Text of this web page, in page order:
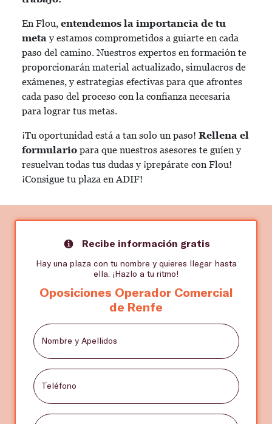
En Flou, entendemos la importancia de tu
metay estamos comprometidos a guiarte en cada
paso del camino. Nuestros expertos en formación te
proporcionarán material actualizado, simulacros de
exámenes, y estrategias efectivas para que afrontes
cada paso del proceso con la confianza necesaria
para lograr tus metas.
¡Tu oportunidad está a tan solo un paso! Rellena el
formulario para que nuestros asesores te guíen y
resuelvan todas tus dudas y ¡prepárate con Flou!
¡Consigue tu plaza en ADIF!
Recibe información gratis
Hay una plaza con tu nombre y quieres llegar hasta
ella. ¡Hazlo a tu ritmo!
Oposiciones Operador Comercial
de Renfe
Nombre y Apellidos
Teléfono